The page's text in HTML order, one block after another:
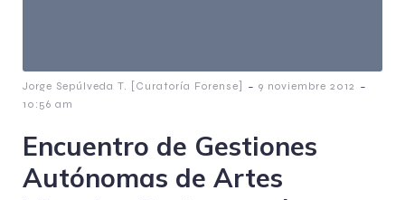
Jorge Sepúlveda T. [Curatoría Forense] - 9 noviembre 2012 -
10:56 am
Encuentro de Gestiones
Autónomas de Artes